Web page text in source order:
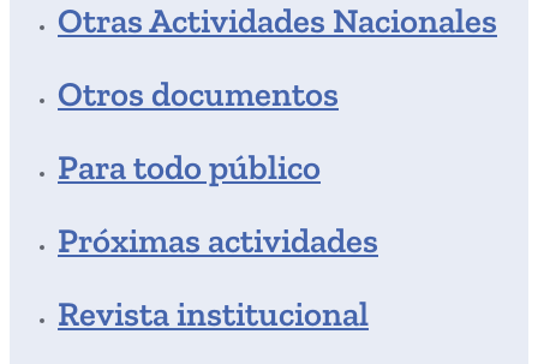
Otras Actividades Nacionales
Otros documentos
Para todo público
Próximas actividades
Revista institucional